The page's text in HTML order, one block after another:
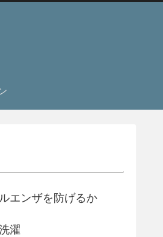
エンザを防げるか
濯